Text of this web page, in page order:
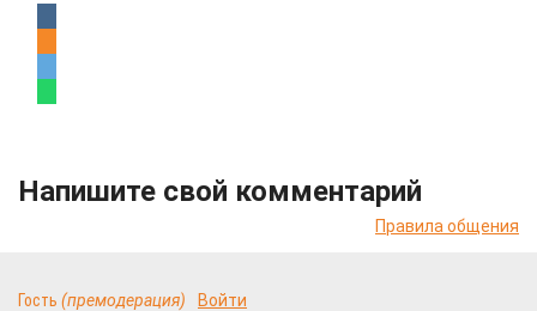
Напишите свой комментарий
Правила общения
Гость (премодерация) Войти